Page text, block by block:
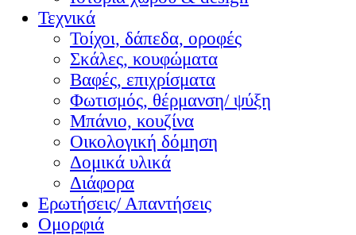
Τεχνικά
Τοίχοι, δάπεδα, οροφές
Σκάλες, κουφώματα
Βαφές, επιχρίσματα
Φωτισμός, θέρμανση/ ψύξη
Μπάνιο, κουζίνα
Οικολογική δόμηση
Δομικά υλικά
Διάφορα
Ερωτήσεις/ Απαντήσεις
Ομορφιά